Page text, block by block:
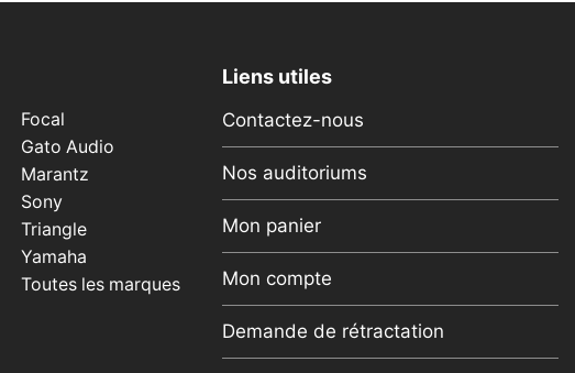
Focal
Gato Audio
Marantz
Sony
Triangle
Yamaha
Toutes les marques
Liens utiles
Contactez-nous
Nos auditoriums
Mon panier
Mon compte
Demande de rétractation